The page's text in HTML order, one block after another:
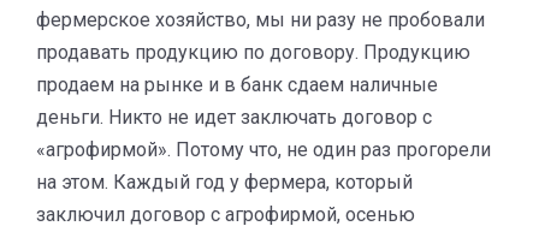
фермерское хозяйство, мы ни разу не пробовали
продавать продукцию по договору. Продукцию
продаем на рынке и в банк сдаем наличные
деньги. Никто не идет заключать договор с
«агрофирмой». Потому что, не один раз прогорели
на этом. Каждый год у фермера, который
заключил договор с агрофирмой, осенью